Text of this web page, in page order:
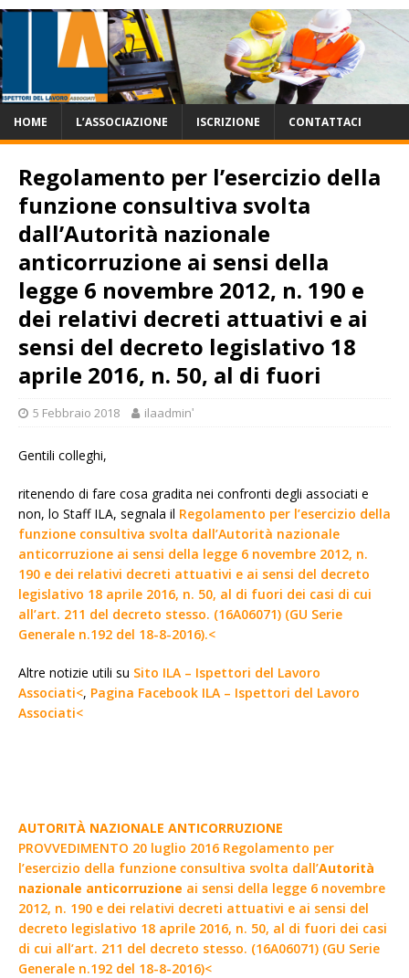
HOME L’ASSOCIAZIONE ISCRIZIONE CONTATTACI
Regolamento per l’esercizio della
funzione consultiva svolta
dall’Autorità nazionale
anticorruzione ai sensi della
legge 6 novembre 2012, n. 190 e
dei relativi decreti attuativi e ai
sensi del decreto legislativo 18
aprile 2016, n. 50, al di fuori
5 Febbraio 2018 ilaadminʹ
Gentili colleghi,
ritenendo di fare cosa gradita nei confronti degli associati e
non, lo Staff ILA, segnala il Regolamento per l’esercizio della
funzione consultiva svolta dall’Autorità nazionale
anticorruzione ai sensi della legge 6 novembre 2012, n.
190 e dei relativi decreti attuativi e ai sensi del decreto
legislativo 18 aprile 2016, n. 50, al di fuori dei casi di cui
all’art. 211 del decreto stesso. (16A06071) (GU Serie
Generale n.192 del 18-8-2016).<
Altre notizie utili su Sito ILA – Ispettori del Lavoro
Associati<, Pagina Facebook ILA – Ispettori del Lavoro
Associati<
AUTORITÀ NAZIONALE ANTICORRUZIONE
PROVVEDIMENTO 20 luglio 2016 Regolamento per
l’esercizio della funzione consultiva svolta dall’Autorità
nazionale anticorruzione ai sensi della legge 6 novembre
2012, n. 190 e dei relativi decreti attuativi e ai sensi del
decreto legislativo 18 aprile 2016, n. 50, al di fuori dei casi
di cui all’art. 211 del decreto stesso. (16A06071) (GU Serie
Generale n.192 del 18-8-2016)<